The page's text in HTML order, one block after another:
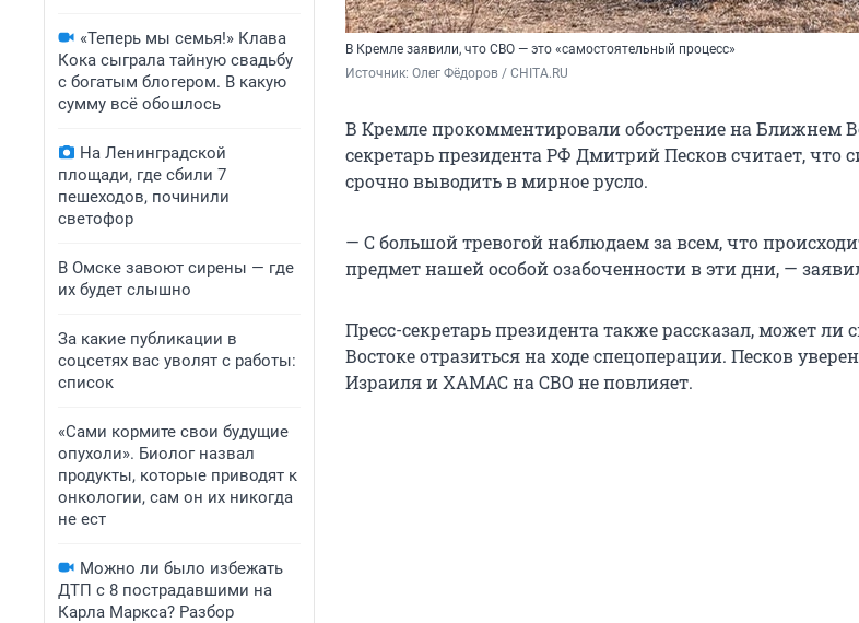
«Теперь мы семья!» Клава
Кока сыграла тайную свадьбу
с богатым блогером. В какую
сумму всё обошлось
На Ленинградской
площади, где сбили 7
пешеходов, починили
светофор
В Омске завоют сирены — где
их будет слышно
За какие публикации в
соцсетях вас уволят с работы:
список
«Сами кормите свои будущие
опухоли». Биолог назвал
продукты, которые приводят к
онкологии, сам он их никогда
не ест
Можно ли было избежать
ДТП с 8 пострадавшими на
Карла Маркса? Разбор
В Кремле заявили, что СВО — это «самостоятельный процесс»
Источник: Олег Фёдоров / CHITA.RU
В Кремле прокомментировали обострение на Ближнем
секретарь президента РФ Дмитрий Песков считает, что
срочно выводить в мирное русло.
— С большой тревогой наблюдаем за всем, что
предмет нашей особой озабоченности в эти дни, —
Пресс-секретарь президента также рассказал, может
Востоке отразиться на ходе спецоперации. Песков
Израиля и ХАМАС на СВО не повлияет.